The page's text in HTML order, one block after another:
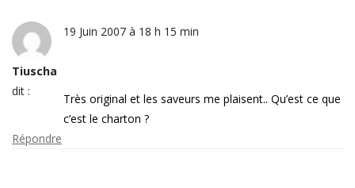
Tiuscha
dit :
19 Juin 2007 à 18 h 15 min
Très original et les saveurs me plaisent.. Qu’est ce que
c’est le charton ?
Répondre